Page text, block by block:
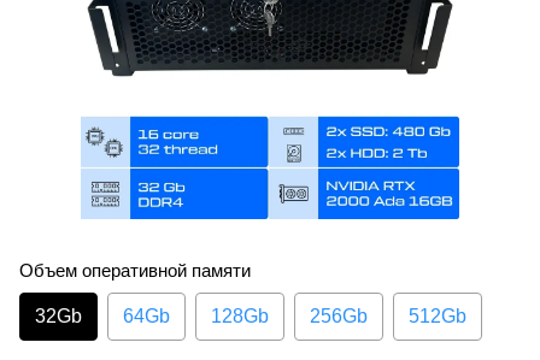
Объем оперативной памяти
32Gb 64Gb 128Gb 256Gb 512Gb